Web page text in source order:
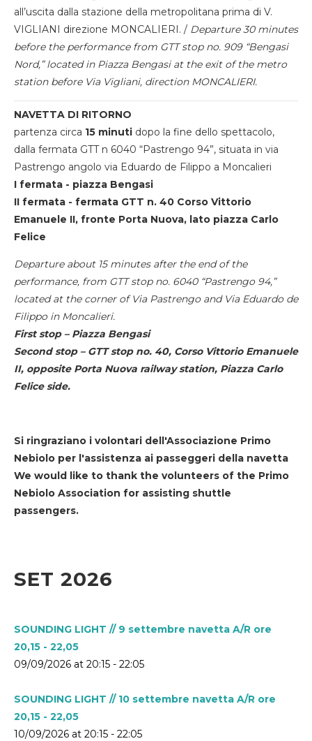
all’uscita dalla stazione della metropolitana prima di V.
VIGLIANI direzione MONCALIERI. / Departure 30 minutes
before the performance from GTT stop no. 909 “Bengasi
Nord,” located in Piazza Bengasi at the exit of the metro
station before Via Vigliani, direction MONCALIERI.
NAVETTA DI RITORNO
partenza circa 15 minuti dopo la fine dello spettacolo,
dalla fermata GTT n 6040 “Pastrengo 94”, situata in via
Pastrengo angolo via Eduardo de Filippo a Moncalieri
I fermata - piazza Bengasi
II fermata - fermata GTT n. 40 Corso Vittorio
Emanuele II, fronte Porta Nuova, lato piazza Carlo
Felice
Departure about 15 minutes after the end of the
performance, from GTT stop no. 6040 “Pastrengo 94,”
located at the corner of Via Pastrengo and Via Eduardo de
Filippo in Moncalieri.
First stop – Piazza Bengasi
Second stop – GTT stop no. 40, Corso Vittorio Emanuele
II, opposite Porta Nuova railway station, Piazza Carlo
Felice side.
Si ringraziano i volontari dell'Associazione Primo
Nebiolo per l'assistenza ai passeggeri della navetta
We would like to thank the volunteers of the Primo
Nebiolo Association for assisting shuttle
passengers.
SET 2026
SOUNDING LIGHT // 9 settembre navetta A/R ore
20,15 - 22,05
09/09/2026 at 20:15 - 22:05
SOUNDING LIGHT // 10 settembre navetta A/R ore
20,15 - 22,05
10/09/2026 at 20:15 - 22:05